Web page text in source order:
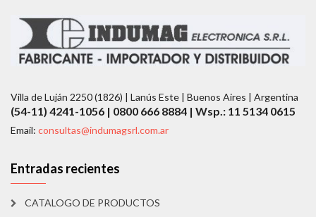
Villa de Luján 2250 (1826) | Lanús Este | Buenos Aires | Argentina
(54-11) 4241-1056 | 0800 666 8884 | Wsp.: 11 5134 0615
Email: consultas@indumagsrl.com.ar
Entradas recientes
CATALOGO DE PRODUCTOS